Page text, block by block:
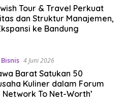
Tour & Travel Perkuat
dan Struktur Manajemen,
ke Bandung
Bisnis 4 Juni 2026
Barat Satukan 50
Kuliner dalam Forum
Network To Net-Worth’